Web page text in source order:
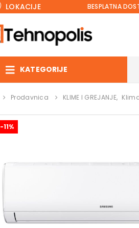
LOKACIJE BESPLATNA
KATEGORIJE
Prodavnica KLIME I GREJANJE,
-11%